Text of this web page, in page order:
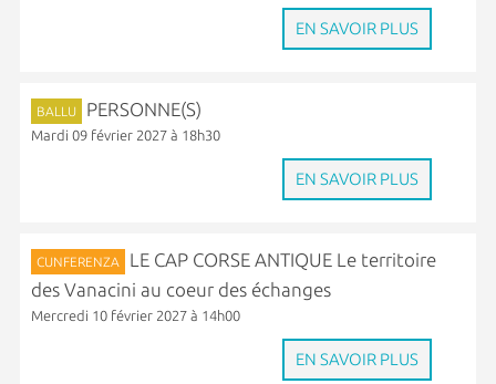
EN SAVOIR PLUS
BALLU PERSONNE(S)
Mardi 09 février 2027 à 18h30
EN SAVOIR PLUS
CUNFERENZA
LE CAP CORSE ANTIQUE Le territoire
des Vanacini au coeur des échanges
Mercredi 10 février 2027 à 14h00
EN SAVOIR PLUS